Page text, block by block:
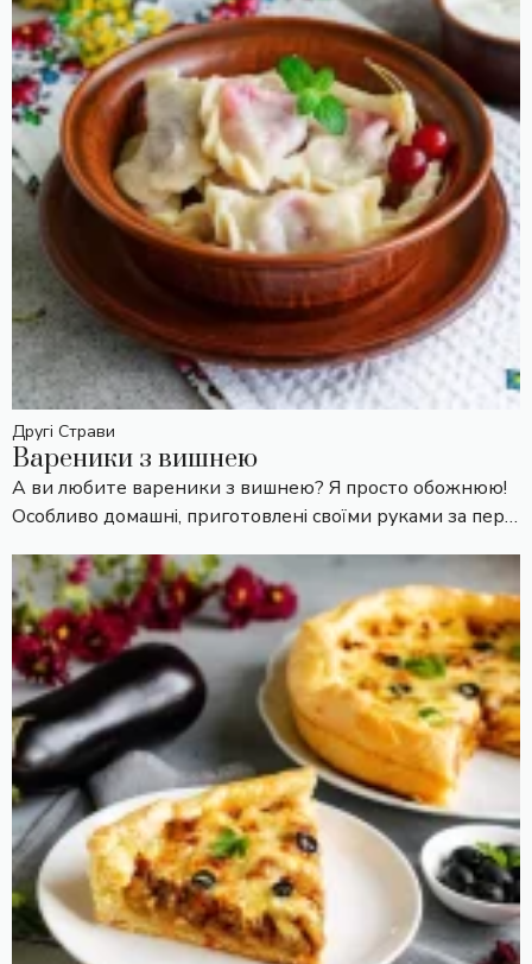
Другі Страви
Вареники з вишнею
А ви любите вареники з вишнею? Я просто обожнюю!
Особливо домашні, приготовлені своїми руками за пер…